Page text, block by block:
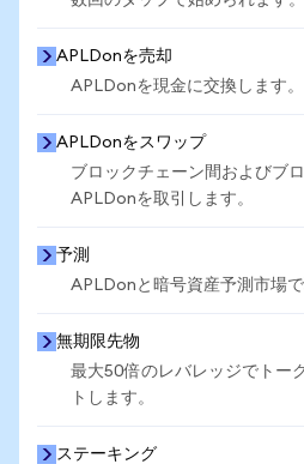
APLDonを売却
APLDonを現金に交換します。
APLDonをスワップ
ブロックチェーン間およびブ
APLDonを取引します。
予測
APLDonと暗号資産予測市場で
無期限先物
最大50倍のレバレッジでトー
トします。
ステーキング